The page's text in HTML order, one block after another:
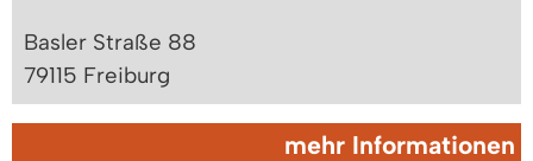
Basler Straße 88
79115 Freiburg
mehr Informationen